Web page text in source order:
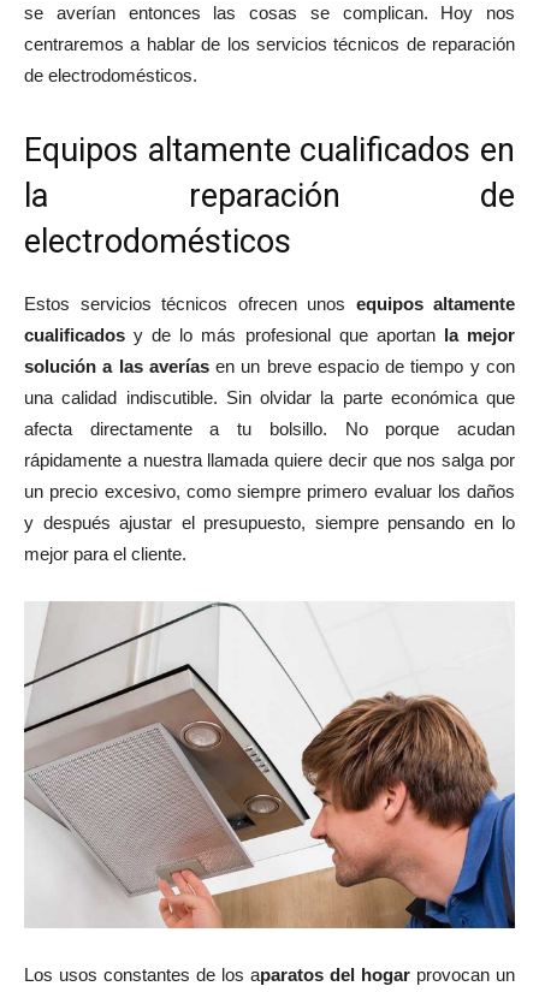
se averían entonces las cosas se complican. Hoy nos
centraremos a hablar de los servicios técnicos de reparación
de electrodomésticos.
Equipos altamente cualificados en
la reparación de
electrodomésticos
Estos servicios técnicos ofrecen unos equipos altamente
cualificados y de lo más profesional que aportan la mejor
solución a las averíasen un breve espacio de tiempo y con
una calidad indiscutible. Sin olvidar la parte económica que
afecta directamente a tu bolsillo. No porque acudan
rápidamente a nuestra llamada quiere decir que nos salga por
un precio excesivo, como siempre primero evaluar los daños
y después ajustar el presupuesto, siempre pensando en lo
mejor para el cliente.
Los usos constantes de los aparatos del hogar provocan un